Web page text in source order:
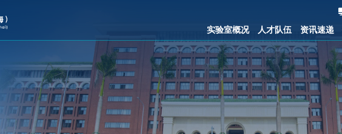
实验室概况
人才队伍 资讯速递